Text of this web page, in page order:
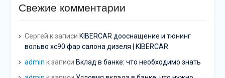
Свежие комментарии
Сергей к записи KIBERCAR дооснащение и тюнинг
вольво хс90 фар салона дизеля | KIBERCAR
admin к записи Вклад в банке: что необходимо знать